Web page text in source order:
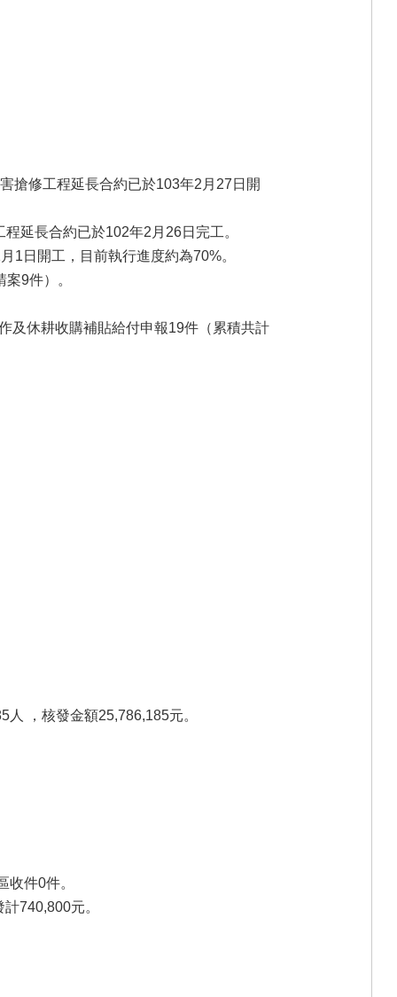
搶修工程延長合約已於103年2月27日開
延長合約已於102年2月26日完工。
1日開工，目前執行進度約為70%。
9件）。
及休耕收購補貼給付申報19件（累積共計
，核發金額25,786,185元。
件0件。
740,800元。